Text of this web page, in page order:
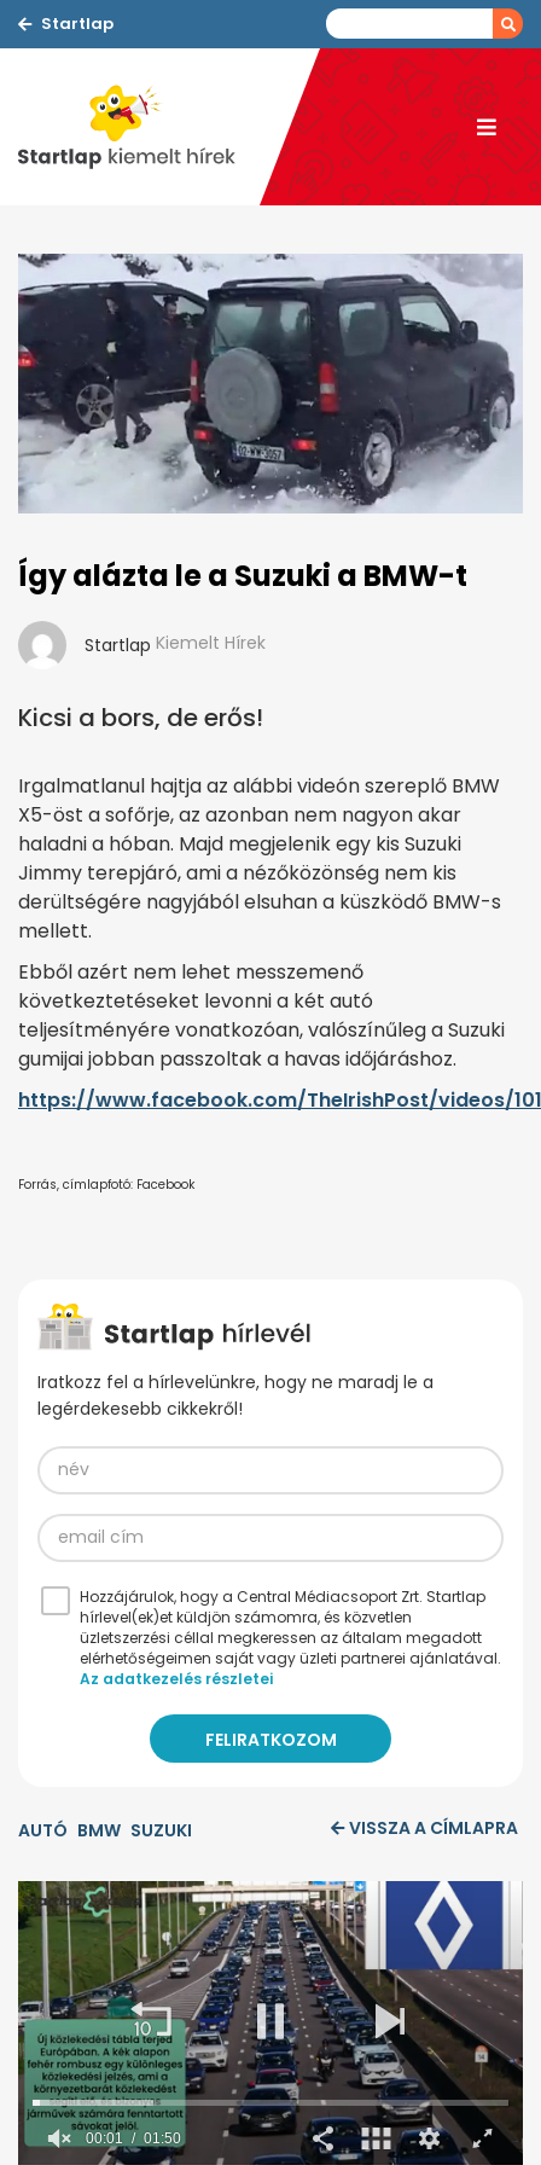
Startlap
Így alázta le a Suzuki a BMW-t
Startlap Kiemelt Hírek
Kicsi a bors, de erős!
Irgalmatlanul hajtja az alábbi videón szereplő BMW
X5-öst a sofőrje, az azonban nem nagyon akar
haladni a hóban. Majd megjelenik egy kis Suzuki
Jimmy terepjáró, ami a nézőközönség nem kis
derültségére nagyjából elsuhan a küszködő BMW-s
mellett.
Ebből azért nem lehet messzemenő
következtetéseket levonni a két autó
teljesítményére vonatkozóan, valószínűleg a Suzuki
gumijai jobban passzoltak a havas időjáráshoz.
https://www.facebook.com/TheIrishPost/videos/
Forrás, címlapfotó: Facebook
Iratkozz fel a hírlevelünkre, hogy ne maradj le a
legérdekesebb cikkekről!
Hozzájárulok, hogy a Central Médiacsoport Zrt. Startlap
hírlevel(ek)et küldjön számomra, és közvetlen
üzletszerzési céllal megkeressen az általam megadott
elérhetőségeimen saját vagy üzleti partnerei ajánlatával.
Az adatkezelés részletei
AUTÓ BMW SUZUKI VISSZA A CÍMLAPRA
00:02 01:50